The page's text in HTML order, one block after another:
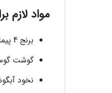
مواد لازم
برنج 4 پیمانه
گوشت
نخود آبگوشتی